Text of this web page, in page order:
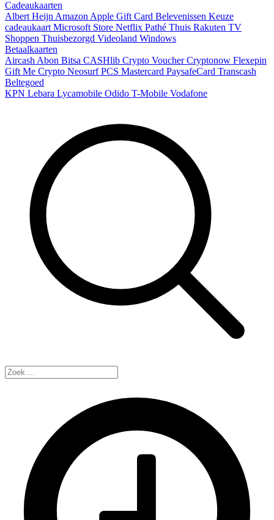
Cadeaukaarten
Albert Heijn Amazon Apple Gift Card Belevenissen Keuze
cadeaukaart Microsoft Store Netflix Pathé Thuis Rakuten TV
Shoppen Thuisbezorgd Videoland Windows
Betaalkaarten
Aircash Abon Bitsa CASHlib Crypto VoucherCryptonow Flexepin
Gift Me Crypto NeosurfPCS Mastercard PaysafeCard Transcash
Beltegoed
KPN Lebara Lycamobile Odido T-Mobile Vodafone